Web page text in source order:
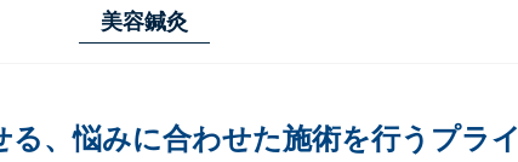
美容鍼灸
る、悩みに合わせた施術を行うプライ